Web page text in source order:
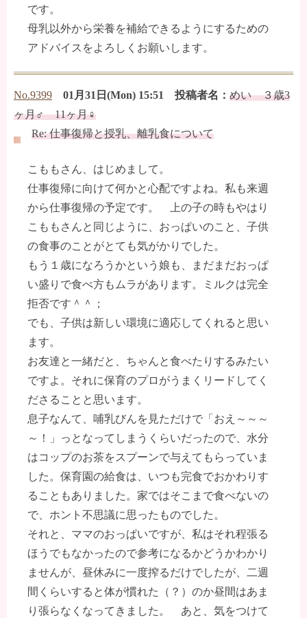
です。
母乳以外から栄養を補給できるようにするための
アドバイスをよろしくお願いします。
No.9399 01月31日(Mon) 15:51 投稿者名： めい ３歳3
ヶ月♂ 11ヶ月♀
Re: 仕事復帰と授乳、離乳食について
こももさん、はじめまして。
仕事復帰に向けて何かと心配ですよね。私も来週
から仕事復帰の予定です。 上の子の時もやはり
こももさんと同じように、おっぱいのこと、子供
の食事のことがとても気がかりでした。
もう１歳になろうかという娘も、まだまだおっぱ
い盛りで食べ方もムラがあります。ミルクは完全
拒否です＾＾；
でも、子供は新しい環境に適応してくれると思い
ます。
お友達と一緒だと、ちゃんと食べたりするみたい
ですよ。それに保育のプロがうまくリードしてく
ださることと思います。
息子なんて、哺乳びんを見ただけで「おえ～～～
～！」っとなってしまうくらいだったので、水分
はコップのお茶をスプーンで与えてもらっていま
した。保育園の給食は、いつも完食でおかわりす
ることもありました。家ではそこまで食べないの
で、ホント不思議に思ったものでした。
それと、ママのおっぱいですが、私はそれ程張る
ほうでもなかったので参考になるかどうかわかり
ませんが、昼休みに一度搾るだけでしたが、二週
間くらいすると体が慣れた（？）のか昼間はあま
り張らなくなってきました。 あと、気をつけて